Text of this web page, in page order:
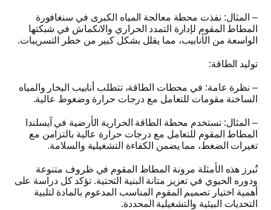
– المثال: نفذت محطة معالجة المياه الكبرى في سنغافورة
المطاط المقوم لإدارة التمدد الحراري والانكماش في شبكتها
الواسعة من الأنابيب، مما يقلل بشكل كبير من خطر التسريبات.
توليد الطاقة:
– نظرة عامة: في محطات الطاقة، تتطلب أنابيب البخار والمياه
الساخنة مقومات للتعامل مع درجات حرارة وضغوط عالية.
– المثال:تستخدم محطة الطاقة الحرارية الأرضية في آيسلندا
المطاط المقوم للتعامل مع درجات حرارة عالية بالتزامن مع
تغيرات الضغط، مما يضمن الكفاءة التشغيلية والسلامة.
تُبرز هذه الأمثلة مرونة المطاط المقوم في ظروف متنوعة
ودوره الحيوي في تعزيز متانة البنية التحتية.تؤكد كل دراسة على
أهمية اختيار تصميم المقوم المناسب المدعوم بالمادة لتلبية
التحديات البيئية والتشغيلية المحددة.